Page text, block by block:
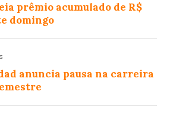
prêmio acumulado de R$
domingo
anuncia pausa na carreira